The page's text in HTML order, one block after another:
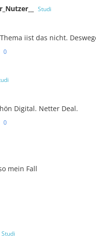
Studi
iist das nicht.
0
Digital. Netter Deal.
0
mein Fall
Studi